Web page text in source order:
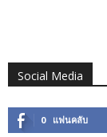
Social Media
0 แฟนคลับ